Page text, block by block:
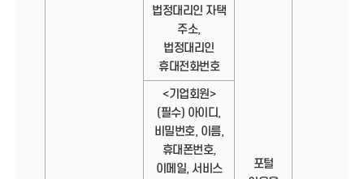
법정대리인 자택
주소,
법정대리인
휴대전화번호
포털
<기업회원>
(필수) 아이디,
비밀번호, 이름,
휴대폰번호,
이메일, 서비스